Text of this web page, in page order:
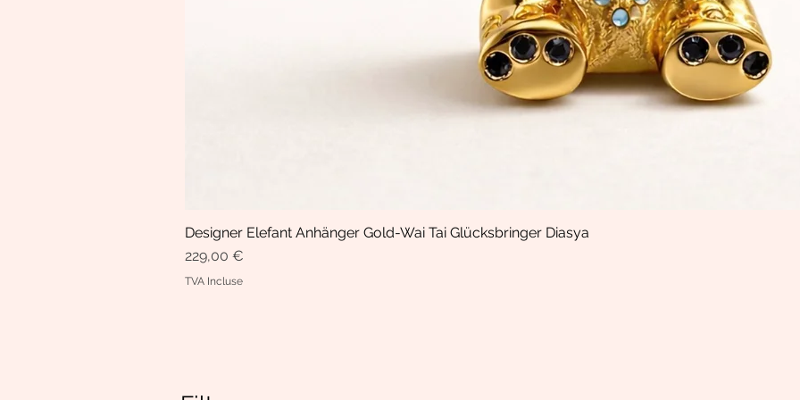
Aperçu rapide
Designer Elefant Anhänger Gold-Wai Tai Glücksbringer Diasya
Prix
229,00 €
TVA Incluse